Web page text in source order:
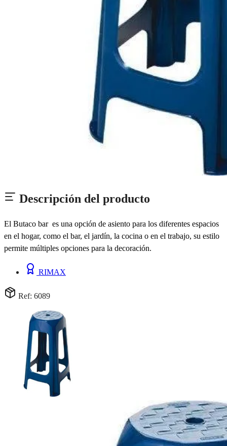
Descripción del producto
El Butaco bar es una opción de asiento para los diferentes espacios
en el hogar, como el bar, el jardín, la cocina o en el trabajo, su estilo
permite múltiples opciones para la decoración.
RIMAX
Ref: 6089